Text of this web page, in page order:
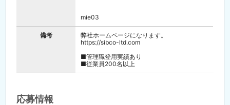
mie03
備考
弊社ホームページになります。
https://sibco-ltd.com
■管理職登用実績あり
■従業員200名以上
応募情報